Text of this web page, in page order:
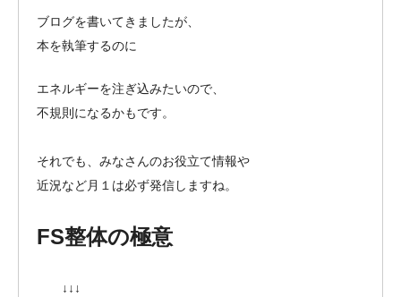
ブログを書いてきましたが、
本を執筆するのに
エネルギーを注ぎ込みたいので、
不規則になるかもです。
それでも、みなさんのお役立て情報や
近況など月１は必ず発信しますね。
FS整体の極意
↓↓↓